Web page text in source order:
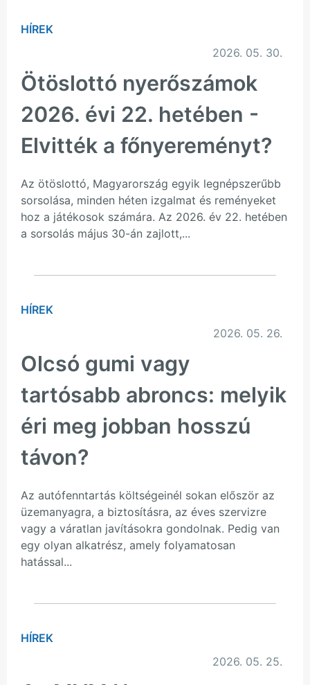
HÍREK
2026. 05. 30.
Ötöslottó nyerőszámok
2026. évi 22. hetében -
Elvitték a főnyereményt?
Az ötöslottó, Magyarország egyik legnépszerűbb
sorsolása, minden héten izgalmat és reményeket
hoz a játékosok számára. Az 2026. év 22. hetében
a sorsolás május 30-án zajlott,...
HÍREK
2026. 05. 26.
Olcsó gumi vagy
tartósabb abroncs: melyik
éri meg jobban hosszú
távon?
Az autófenntartás költségeinél sokan először az
üzemanyagra, a biztosításra, az éves szervizre
vagy a váratlan javításokra gondolnak. Pedig van
egy olyan alkatrész, amely folyamatosan
hatással...
HÍREK
2026. 05. 25.